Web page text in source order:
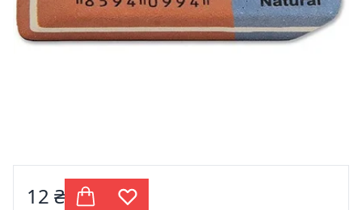
12 ₴